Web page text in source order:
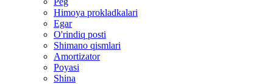
Himoya prokladkalari
Egar
O'rindiq posti
Shimano qismlari
Amortizator
Poyasi
Shina